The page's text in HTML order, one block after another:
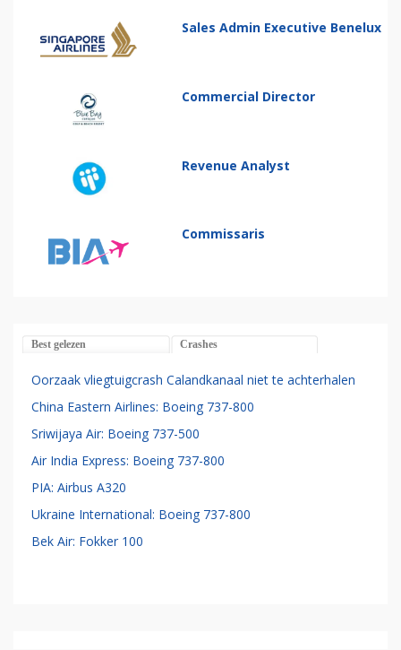
Sales Admin Executive Benelux
Commercial Director
Revenue Analyst
Commissaris
Best gelezen Crashes
Oorzaak vliegtuigcrash Calandkanaal niet te achterhalen
China Eastern Airlines: Boeing 737-800
Sriwijaya Air: Boeing 737-500
Air India Express: Boeing 737-800
PIA: Airbus A320
Ukraine International: Boeing 737-800
Bek Air: Fokker 100